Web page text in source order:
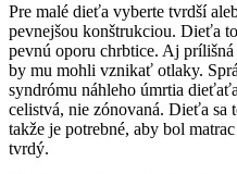
Pre malé dieťa vyberte tvrdší
pevnejšou konštrukciou. Dieťa
pevnú oporu chrbtice. Aj
by mu mohli vznikať otlaky.
syndrómu náhleho úmrtia
celistvá, nie zónovaná. Dieťa
takže je potrebné, aby bol
tvrdý.